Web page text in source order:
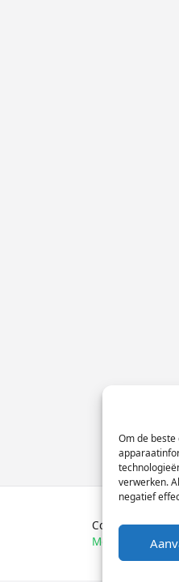
Om de
verwerken.
negatief
Copyright ©
Moose